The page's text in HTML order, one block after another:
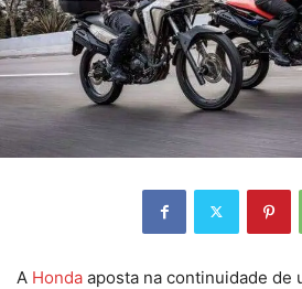
A Honda aposta na continuidade de